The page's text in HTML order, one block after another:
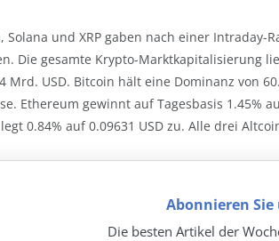
Solana und XRP gaben nach einer
Die gesamte Krypto-Marktkapitalisierung
Mrd. USD. Bitcoin hält eine Dominanz von
Ethereum gewinnt auf Tagesbasis 1.45%
0.84% auf 0.09631 USD zu. Alle drei
Abonnieren
Die besten Artikel der